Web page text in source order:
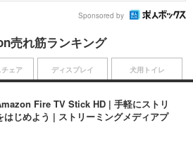
Sponsored by
売れ筋ランキング
Fire TV Stick HD | 手軽にストリ
はじめよう | ストリーミングメディアプ
ェア ディスプレイ 犬用トイレ